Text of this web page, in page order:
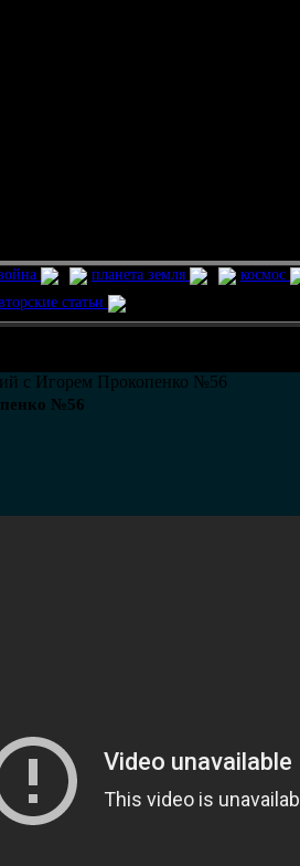
планета земля космос
статьи
с Игорем Прокопенко №56
№56